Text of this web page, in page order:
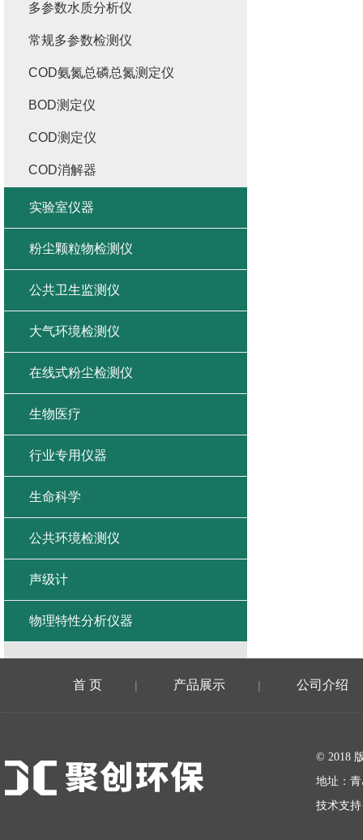
多参数水质分析仪
常规多参数检测仪
COD氨氮总磷总氮测定仪
BOD测定仪
COD测定仪
COD消解器
实验室仪器
粉尘颗粒物检测仪
公共卫生监测仪
大气环境检测仪
在线式粉尘检测仪
生物医疗
行业专用仪器
生命科学
公共环境检测仪
声级计
物理特性分析仪器
首 页 | 产品展示 | 公司介绍
© 2018
地址：
技术支